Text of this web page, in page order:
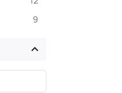
3
2
9